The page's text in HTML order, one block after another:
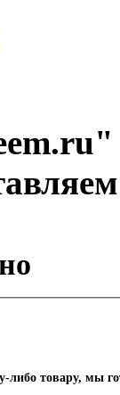
либо товару, мы